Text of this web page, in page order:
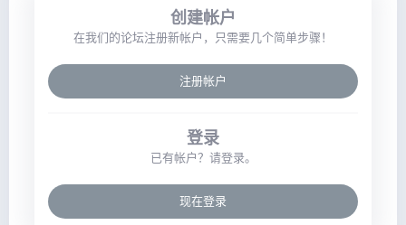
创建帐户
在我们的论坛注册新帐户，只需要几个简单步骤！
注册帐户
登录
已有帐户？请登录。
现在登录